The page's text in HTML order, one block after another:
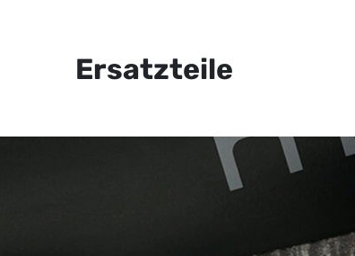
Ersatzteile